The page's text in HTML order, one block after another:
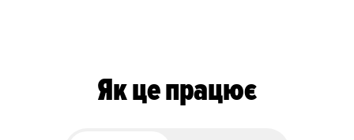
Як це працює